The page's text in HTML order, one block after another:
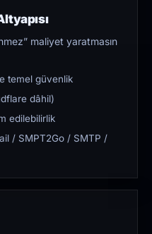
maliyet yaratmasın
temel güvenlik
dâhil)
edilebilirlik
/ SMPT2Go / SMTP /